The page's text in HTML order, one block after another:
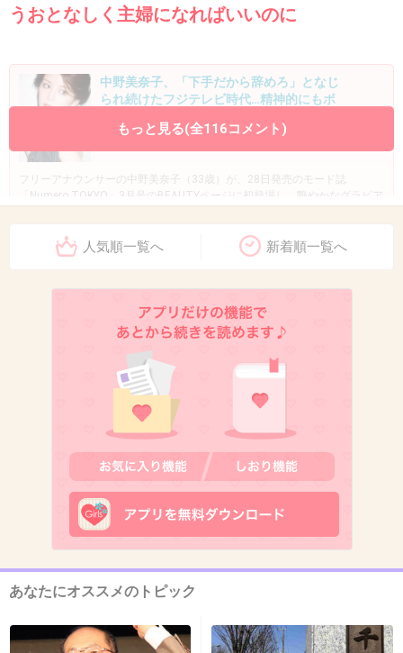
うおとなしく主婦になればいいのに
中野美奈子、「下手だから辞めろ」となじ
られ続けたフジテレビ時代…精神的にもボ
www.officiallyjd.com
フリーアナウンサーの中野美奈子（33歳）が、28日発売のモード誌
「Numero TOKYO」3月号のBEAUTYページに初登場し、艶やかなグラビア
2013/02/03(日) 17:39:58
平井理央なんてコネでフジテレビに入ったもん
だしね。まわりのアナはいやでしょｗｗ
+71
2013/02/03(日) 17:40:06
特にフジの女子アナは関係がドロドロしてそう
だしね。
もっと見る(全116コメント)
人気順一覧へ 新着順一覧へ
あなたにオススメのトピック